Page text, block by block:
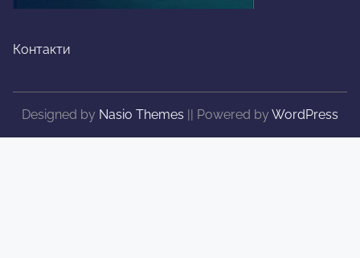
Контакти
Designed by Nasio Themes || Powered by WordPress